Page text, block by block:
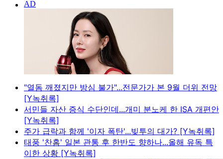
"열돔 깨졌지만 방심 불가"...전문가가 본 9월 더위 전망
[Y녹취록]
서민들 자산 증식 수단인데...개미 분노케 한 ISA 개편안
[Y녹취록]
주가 급락과 함께 '이자 폭탄'...빚투의 대가? [Y녹취록]
태풍 '찬홈' 일본 관통 후 한반도 향하나...올해 유독 특
이한 상황 [Y녹취록]